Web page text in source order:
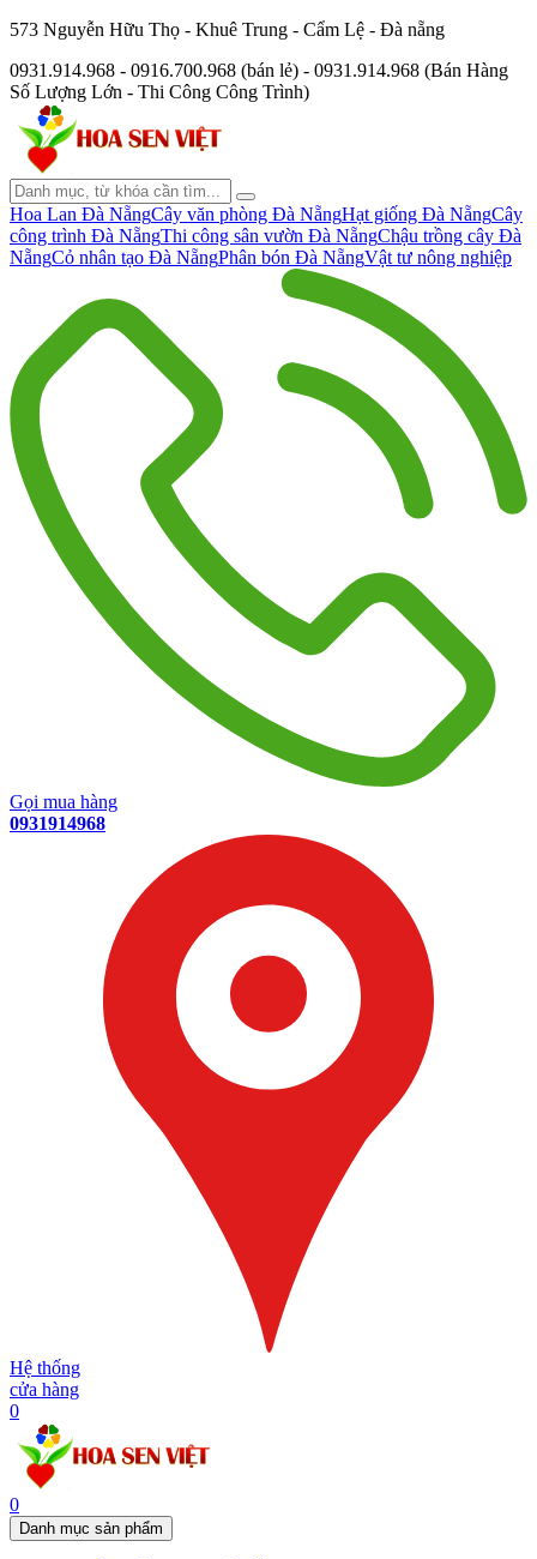
573 Nguyễn Hữu Thọ - Khuê Trung - Cẩm Lệ - Đà nẵng
0931.914.968 - 0916.700.968 (bán lẻ) - 0931.914.968 (Bán Hàng
Số Lượng Lớn - Thi Công Công Trình)
Hoa Lan Đà NẵngCây văn phòng Đà NẵngHạt giống Đà NẵngCây
công trình Đà NẵngThi công sân vườn Đà NẵngChậu trồng cây Đà
NẵngCỏ nhân tạo Đà NẵngPhân bón Đà NẵngVật tư nông nghiệp
Gọi mua hàng
0931914968
Hệ thống
cửa hàng
0
0
Danh mục sản phẩm